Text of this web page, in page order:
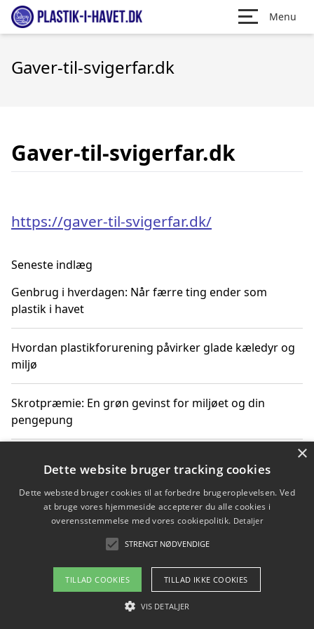
Menu
Gaver-til-svigerfar.dk
Gaver-til-svigerfar.dk
https://gaver-til-svigerfar.dk/
Seneste indlæg
Genbrug i hverdagen: Når færre ting ender som
plastik i havet
Hvordan plastikforurening påvirker glade kæledyr og
miljø
Skrotpræmie: En grøn gevinst for miljøet og din
pengepung
Hvordan blåfade med rist kan hjælpe med at reducere
plastik i havet
Spil kasinospil på et troværdigt online casino: Din
guide til sikker og sjov underholdning
Copyright 2026 - Pilanto Aps
Om / kontakt
×
Dette website bruger tracking cookies
Dette websted bruger cookies til at forbedre brugeroplevelsen. Ved
at bruge vores hjemmeside accepterer du alle cookies i
overensstemmelse med vores cookiepolitik. Detaljer
STRENGT NØDVENDIGE
TILLAD COOKIES TILLAD IKKE COOKIES
VIS DETALJER